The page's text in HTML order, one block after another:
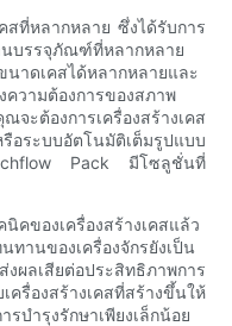
สที่หลากหลาย ซึ่งได้รับการ
นบรรจุภัณฑ์ที่หลากหลาย
นาดเคสได้หลากหลายและ
ความต้องการของสภาพ
ะต้องการเครื่องสร้างเคส
ะบบอัตโนมัติเต็มรูปแบบ
Pack มีโซลูชั่นที่
คของเครื่องสร้างเคสแล้ว
ทานของเครื่องจักรยังเป็น
ผลเสียต่อประสิทธิภาพการ
รื่องสร้างเคสที่สร้างขึ้นให้
บำรุงรักษาเพียงเล็กน้อย